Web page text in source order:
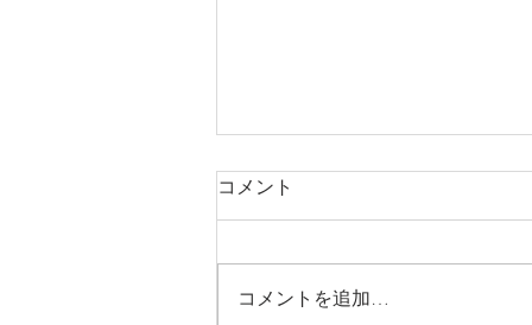
お子様連れ歓迎です
コメント
コメントを追加…